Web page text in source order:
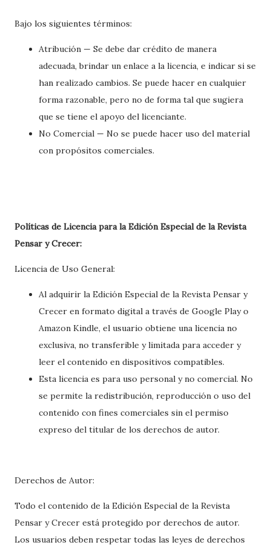
Bajo los siguientes términos:
Atribución — Se debe dar crédito de manera
adecuada, brindar un enlace a la licencia, e indicar si se
han realizado cambios. Se puede hacer en cualquier
forma razonable, pero no de forma tal que sugiera
que se tiene el apoyo del licenciante.
No Comercial — No se puede hacer uso del material
con propósitos comerciales.
Políticas de Licencia para la Edición Especial de la Revista
Pensar y Crecer:
Licencia de Uso General:
Al adquirir la Edición Especial de la Revista Pensar y
Crecer en formato digital a través de Google Play o
Amazon Kindle, el usuario obtiene una licencia no
exclusiva, no transferible y limitada para acceder y
leer el contenido en dispositivos compatibles.
Esta licencia es para uso personal y no comercial. No
se permite la redistribución, reproducción o uso del
contenido con fines comerciales sin el permiso
expreso del titular de los derechos de autor.
Derechos de Autor:
Todo el contenido de la Edición Especial de la Revista
Pensar y Crecer está protegido por derechos de autor.
Los usuarios deben respetar todas las leyes de derechos